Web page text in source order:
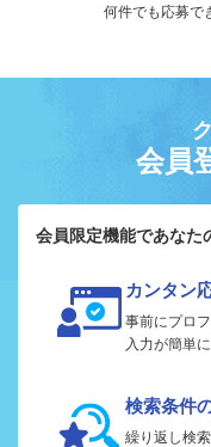
何件でも応募で
会員
会員限定機能であなた
カンタン
事前にプロ
入力が簡単に
検索条件
繰り返し検